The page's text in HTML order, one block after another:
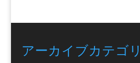
アーカイブカテゴ